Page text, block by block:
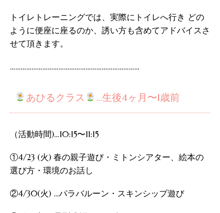
トイレトレーニングでは、実際にトイレへ行き どの
ように便座に座るのか、誘い方も含めてアドバイスさ
せて頂きます。
………………………………………………………………
あひるクラス …生後4ヶ月〜1歳前
（活動時間)…10:15〜11:15
①4/23 (火) 春の親子遊び・ミトンシアター、絵本の
選び方・環境のお話し
②4/30(火) …パラバルーン・スキンシップ遊び